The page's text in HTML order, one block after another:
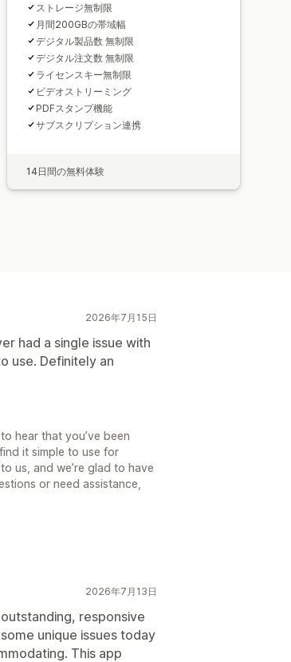
ストレージ無制限
月間200GBの帯域幅
デジタル製品数 無制限
デジタル注文数 無制限
ライセンスキー無制限
ビデオストリーミング
PDFスタンプ機能
サブスクリプション連携
14日間の無料体験
2026年7月15日
had a single issue with
use. Definitely an
hear that you’ve been
it simple to use for
us, and we’re glad to have
or need assistance,
2026年7月13日
responsive
unique issues today
This app